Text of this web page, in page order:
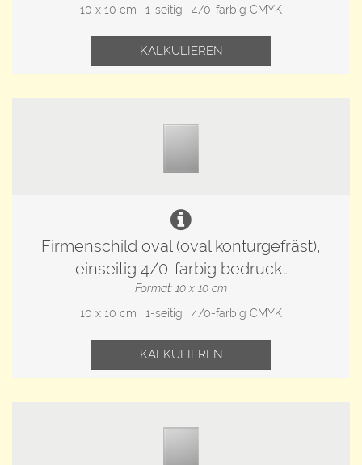
10 x 10 cm | 1-seitig | 4/0-farbig CMYK
KALKULIEREN
Firmenschild oval (oval konturgefräst),
einseitig 4/0-farbig bedruckt
Format: 10 x 10 cm
10 x 10 cm | 1-seitig | 4/0-farbig CMYK
KALKULIEREN